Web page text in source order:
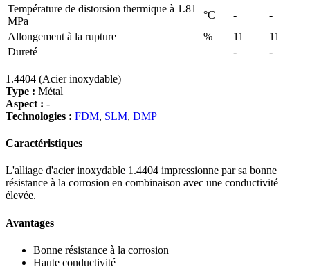
Température de distorsion thermique à 1.81
MPa
°C -
-
Allongement à la rupture
% 11
11
Dureté
- -
1.4404 (Acier inoxydable)
Type : Métal
Aspect : -
Technologies : FDM, SLM, DMP
Caractéristiques
L'alliage d'acier inoxydable 1.4404 impressionne par sa bonne
résistance à la corrosion en combinaison avec une conductivité
élevée.
Avantages
Bonne résistance à la corrosion
Haute conductivité